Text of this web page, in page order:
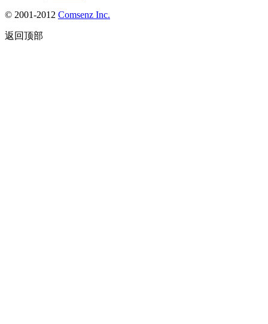
© 2001-2012 Comsenz Inc.
返回顶部